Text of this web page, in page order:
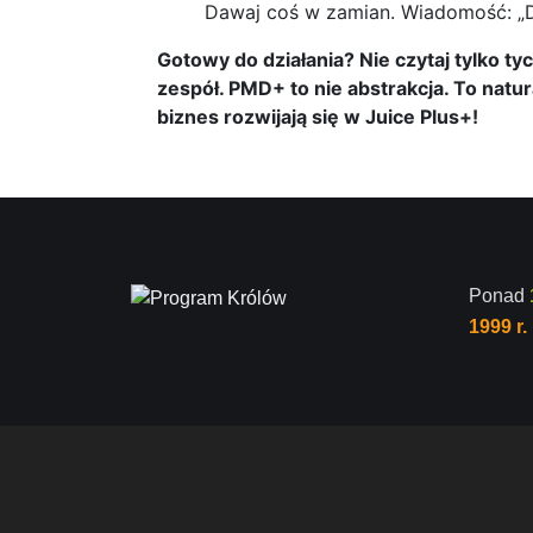
Dawaj coś w zamian. Wiadomość:
Gotowy do działania? Nie czytaj tylko
zespół. PMD+ to nie abstrakcja. To
biznes rozwijają się w Juice Plus+!
Ponad
1999 r.